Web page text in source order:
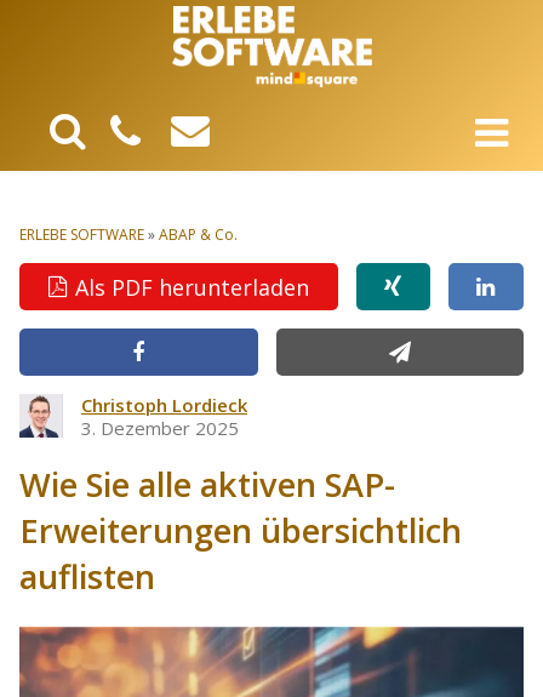
ERLEBE SOFTWARE»ABAP & Co.
Als PDF herunterladen
Christoph Lordieck
3. Dezember 2025
Wie Sie alle aktiven SAP-
Erweiterungen übersichtlich
auflisten